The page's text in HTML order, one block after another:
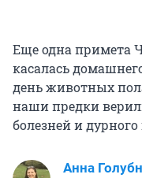
Еще одна примета
касалась
день животных
наши предки
болезней и дурного
Анна